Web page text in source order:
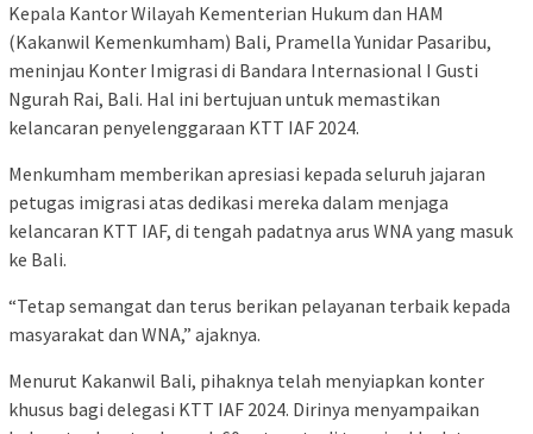
Kepala Kantor Wilayah Kementerian Hukum dan HAM
(Kakanwil Kemenkumham) Bali, Pramella Yunidar Pasaribu,
meninjau Konter Imigrasi di Bandara Internasional I Gusti
Ngurah Rai, Bali. Hal ini bertujuan untuk memastikan
kelancaran penyelenggaraan KTT IAF 2024.
Menkumham memberikan apresiasi kepada seluruh jajaran
petugas imigrasi atas dedikasi mereka dalam menjaga
kelancaran KTT IAF, di tengah padatnya arus WNA yang masuk
ke Bali.
“Tetap semangat dan terus berikan pelayanan terbaik kepada
masyarakat dan WNA,” ajaknya.
Menurut Kakanwil Bali, pihaknya telah menyiapkan konter
khusus bagi delegasi KTT IAF 2024. Dirinya menyampaikan